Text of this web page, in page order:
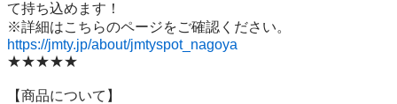
て持ち込めます！
https://jmty.jp/about/jmtyspot_nagoya
★★★★★
【商品について】